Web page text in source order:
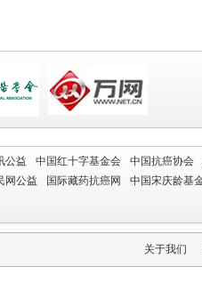
公益 中国红十字基金会 中国抗癌协会
网公益 国际藏药抗癌网 中国宋庆龄基
关于我们